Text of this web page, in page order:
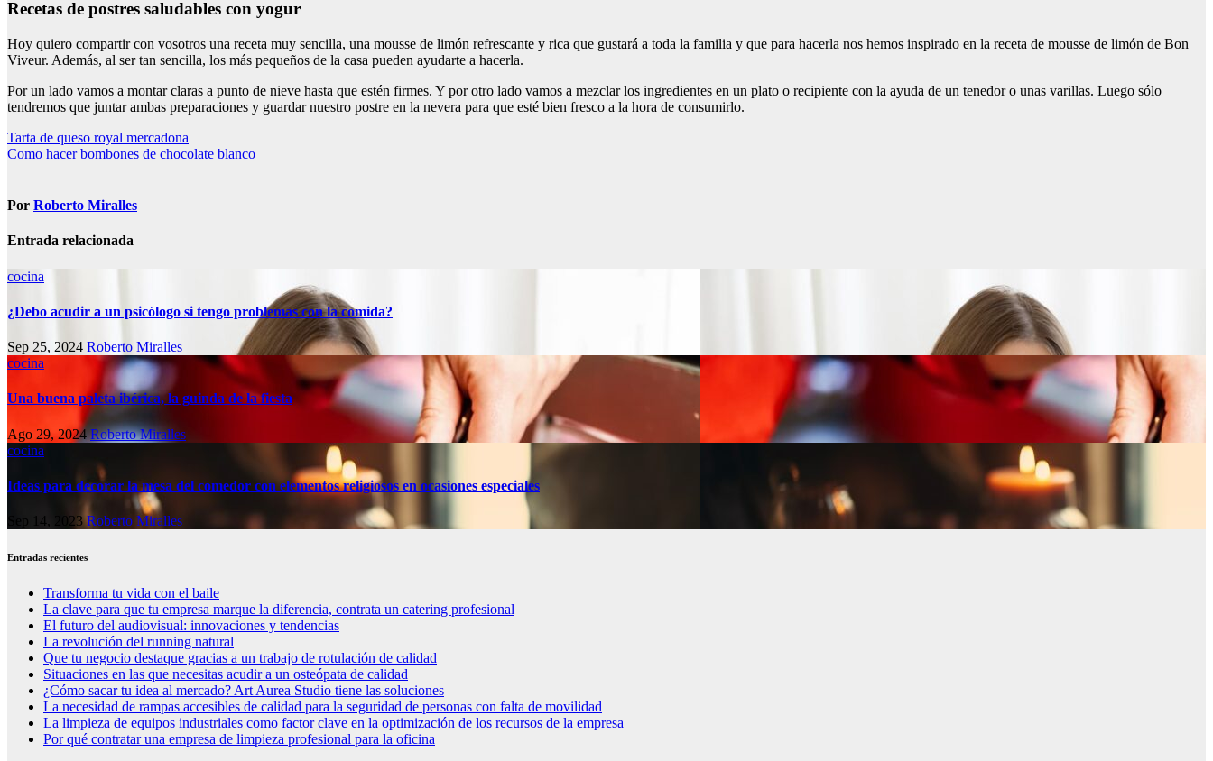
recetas de postres saludables con yogur
Hoy quiero compartir con vosotros una receta muy sencilla, una mousse de limón refrescante y rica que gustará a toda la familia y que para hacerla nos hemos inspirado en la receta de mousse de limón de Bon
Viveur. Además, al ser tan sencilla, los más pequeños de la casa pueden ayudarte a hacerla.
Por un lado vamos a montar claras a punto de nieve hasta que estén firmes. Y por otro lado vamos a mezclar los ingredientes en un plato o recipiente con la ayuda de un tenedor o unas varillas. Luego sólo
tendremos que juntar ambas preparaciones y guardar nuestro postre en la nevera para que esté bien fresco a la hora de consumirlo.
Navegación
de
Tarta de queso royal mercadona
Como hacer bombones de chocolate blanco
Por Roberto Miralles
Entrada relacionada
cocina
¿Debo acudir a un psicólogo si tengo problemas con la comida?
Sep 25, 2024 Roberto Miralles
cocina
Una buena paleta ibérica, la guinda de la fiesta
Ago 29, 2024Roberto Miralles
cocina
Ideas para decorar la mesa del comedor con elementos religiosos en ocasiones especiales
Sep 14, 2023Roberto Miralles
Entradas recientes
Transforma tu vida con el baile
La clave para que tu empresa marque la diferencia, contrata un catering profesional
El futuro del audiovisual: innovaciones y tendencias
La revolución del running natural
Que tu negocio destaque gracias a un trabajo de rotulación de calidad
Situaciones en las que necesitas acudir a un osteópata de calidad
¿Cómo sacar tu idea al mercado? Art Aurea Studio tiene las soluciones
La necesidad de rampas accesibles de calidad para la seguridad de personas con falta de movilidad
La limpieza de equipos industriales como factor clave en la optimización de los recursos de la empresa
Por qué contratar una empresa de limpieza profesional para la oficina